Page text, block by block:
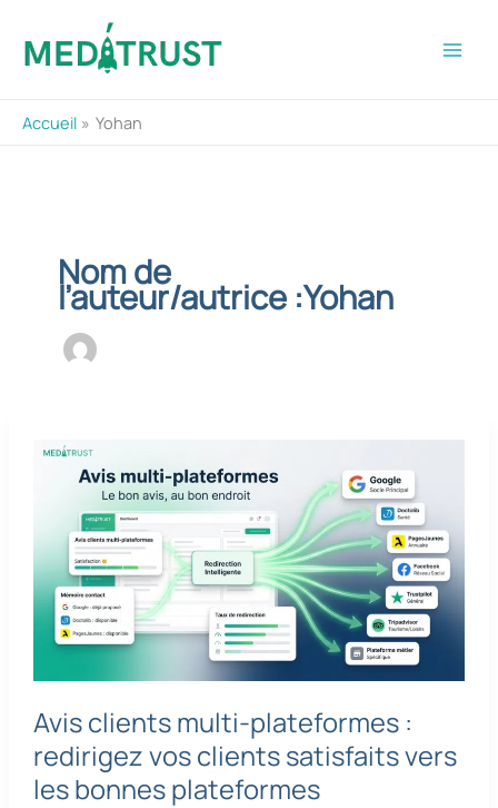
contenu
Accueil Yohan
Nom de
l’auteur/autrice :Yohan
Avis clients multi-plateformes :
redirigez vos clients satisfaits vers
les bonnes plateformes